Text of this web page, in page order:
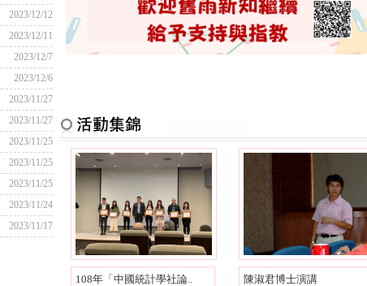
2023/12/12
2023/12/11
2023/12/7
2023/12/6
2023/11/27
2023/11/27
2023/11/25
2023/11/25
2023/11/25
2023/11/24
2023/11/17
108年「中國統計學社論.. 陳淑君博士演講